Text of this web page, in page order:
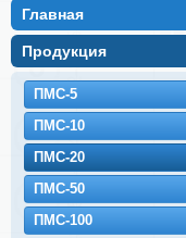
Главная
Продукция
ПМС-5
ПМС-10
ПМС-20
ПМС-50
ПМС-100